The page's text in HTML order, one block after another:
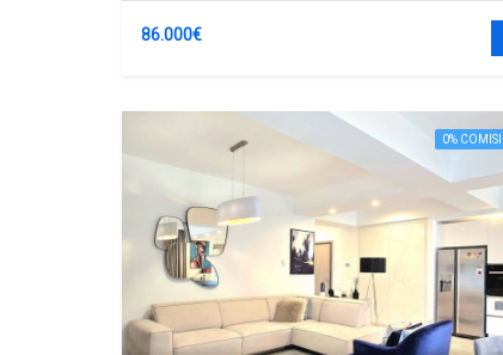
86.000€
0%